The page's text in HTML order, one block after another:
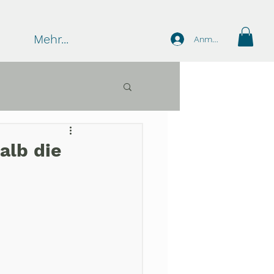
Mehr... Anmelden
die